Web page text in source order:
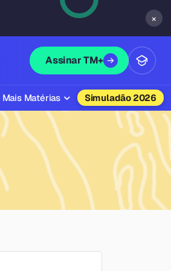
×
Assinar TM+
Mais Matérias Simuladão 2026